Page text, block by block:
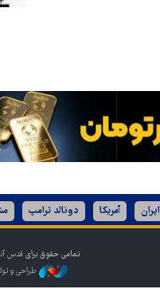
ایران آمریکا دونالد ترامپ
تمامی حقوق برای قدس
طراحی و